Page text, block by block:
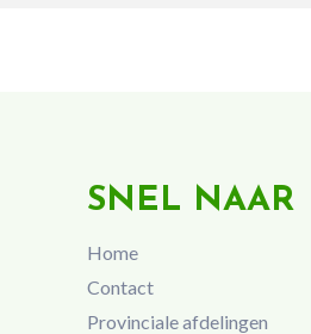
SNEL NAAR
Home
Contact
Provinciale afdelingen